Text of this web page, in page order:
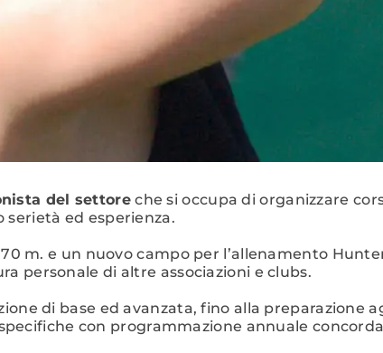
del settoreche si occupa di organizzare
ed esperienza.
m. e un nuovo campo per l’allenamento
personale di altre associazioni e clubs.
di base ed avanzata, fino alla preparazione
con programmazione annuale